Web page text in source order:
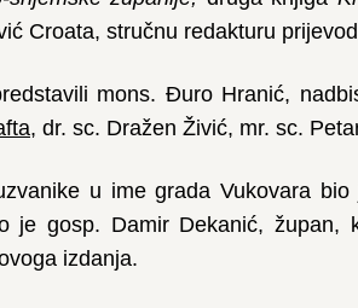
Croata, stručnu redakturu
mons. Đuro Hranić,
, dr. sc. Dražen Živić, mr. sc.
u ime grada Vukovara
je gosp. Damir Dekanić, župan,
izdanja.